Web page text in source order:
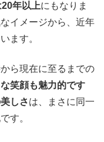
年以上にもなりま
イメージから、近年
ます。
ら現在に至るまでの
笑顔も魅力的です
しさは、まさに同一
す。